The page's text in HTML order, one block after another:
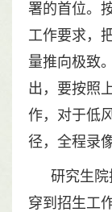
署的首位。
工作要求，
量推向极致
出，要按照
作，对于低
径，全程录
研究生院
穿到招生工